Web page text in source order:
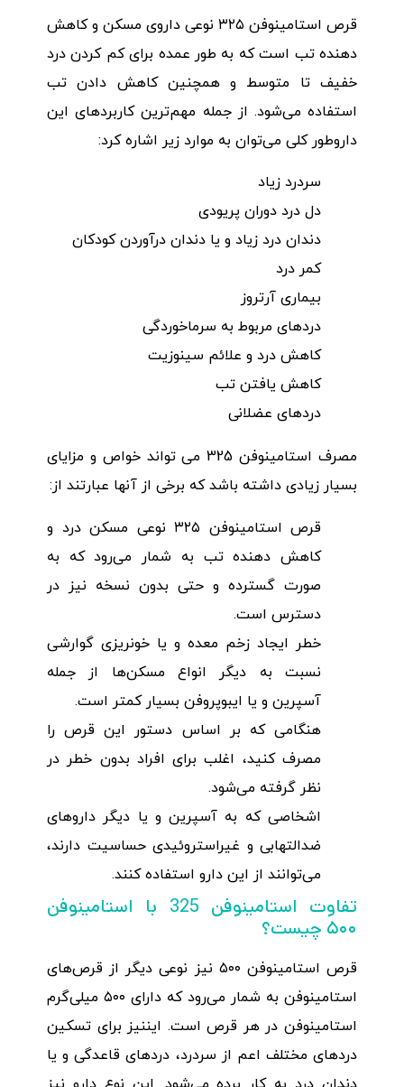
قرص استامینوفن ۳۲۵ نوعی داروی مسکن و کاهش
دهنده تب است که به طور عمده برای کم کردن درد
خفیف تا متوسط و همچنین کاهش دادن تب
استفاده می‌شود. از جمله مهم‌ترین کاربردهای این
داروطور کلی می‌توان به موارد زیر اشاره کرد:
سردرد زیاد
دل درد دوران پریودی
دندان درد زیاد و یا دندان درآوردن کودکان
کمر درد
بیماری آرتروز
دردهای مربوط به سرماخوردگی
کاهش درد و علائم سینوزیت
کاهش یافتن تب
دردهای عضلانی
مصرف استامینوفن 325 می تواند خواص و مزایای
بسیار زیادی داشته باشد که برخی از آنها عبارتند از:
قرص استامینوفن ۳۲۵ نوعی مسکن درد و
کاهش دهنده تب به شمار می‌رود که به
صورت گسترده و حتی بدون نسخه نیز در
دسترس است.
خطر ایجاد زخم معده و یا خونریزی گوارشی
نسبت به دیگر انواع مسکن‌ها از جمله
آسپرین و یا ایبوپروفن بسیار کمتر است.
هنگامی که بر اساس دستور این قرص را
مصرف کنید، اغلب برای افراد بدون خطر در
نظر گرفته می‌شود‌.
اشخاصی که به آسپرین و یا دیگر داروهای
ضدالتهابی و غیراستروئیدی حساسیت دارند،
می‌توانند از این دارو استفاده کنند.
تفاوت استامینوفن 325 با استامینوفن
۵۰۰ چیست؟
قرص استامینوفن ۵۰۰ نیز نوعی دیگر از قرص‌های
استامینوفن به شمار می‌رود که دارای ۵۰۰ میلی‌گرم
استامینوفن در هر قرص است. ایننیز برای تسکین
دردهای مختلف اعم از سردرد، دردهای قاعدگی و یا